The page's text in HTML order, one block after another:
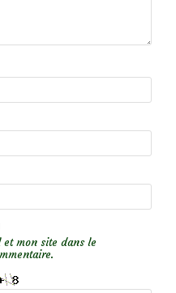
mon site dans le